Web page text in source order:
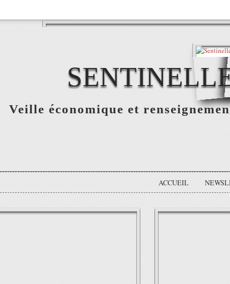
Veille économique et
ACCUEIL